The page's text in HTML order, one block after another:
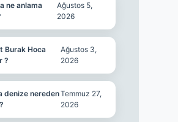
ne anlama
Ağustos 5,
2026
Burak Hoca
?
Ağustos 3,
2026
denize neredenTemmuz 27,
2026